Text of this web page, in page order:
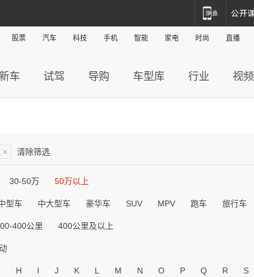
股票 汽车 科技 手机 智能 家电 时尚 直播
车 试驾 导购 车型库 行业 视频
× 清除筛选
30-50万 50万以上
型车 中大型车 豪华车 SUV MPV 跑车 旅行车
400公里 400公里及以上
H I J K L M N O P Q R S